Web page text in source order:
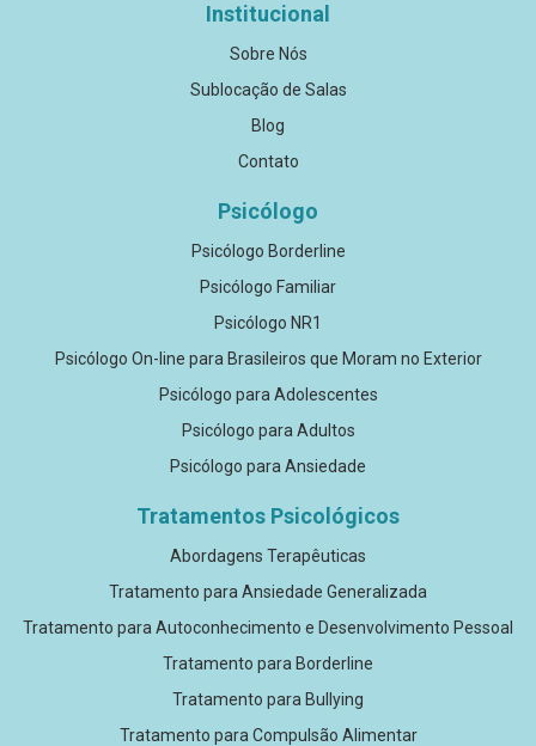
Institucional
Sobre Nós
Sublocação de Salas
Blog
Contato
Psicólogo
Psicólogo Borderline
Psicólogo Familiar
Psicólogo NR1
Psicólogo On-line para Brasileiros que Moram no Exterior
Psicólogo para Adolescentes
Psicólogo para Adultos
Psicólogo para Ansiedade
Tratamentos Psicológicos
Abordagens Terapêuticas
Tratamento para Ansiedade Generalizada
Tratamento para Autoconhecimento e Desenvolvimento Pessoal
Tratamento para Borderline
Tratamento para Bullying
Tratamento para Compulsão Alimentar